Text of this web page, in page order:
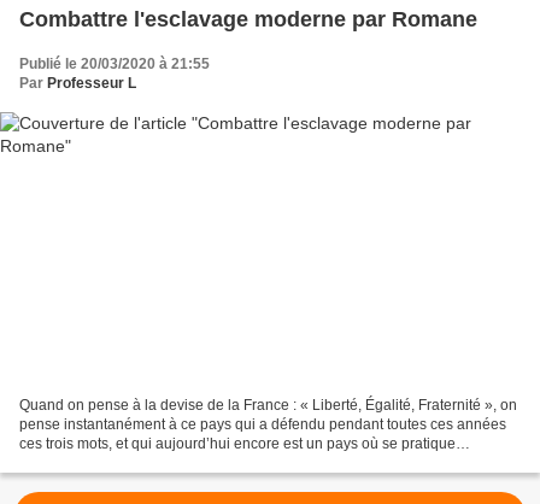
Combattre l'esclavage moderne par Romane
Publié le 20/03/2020 à 21:55
Par Professeur L
Quand on pense à la devise de la France : « Liberté, Égalité, Fraternité », on
pense instantanément à ce pays qui a défendu pendant toutes ces années
ces trois mots, et qui aujourd’hui encore est un pays où se pratique